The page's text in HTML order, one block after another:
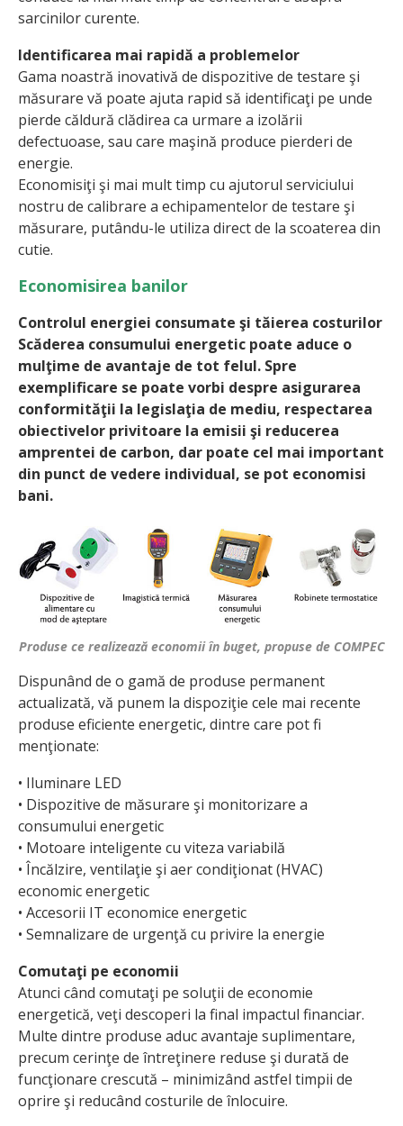
sarcinilor curente.
Identificarea mai rapidă a problemelor
Gama noastră inovativă de dispozitive de testare şi
măsurare vă poate ajuta rapid să identificaţi pe unde
pierde căldură clădirea ca urmare a izolării
defectuoase, sau care maşină produce pierderi de
energie.
Economisiţi şi mai mult timp cu ajutorul serviciului
nostru de calibrare a echipamentelor de testare şi
măsurare, putându-le utiliza direct de la scoaterea din
cutie.
Economisirea banilor
Controlul energiei consumate şi tăierea costurilor
Scăderea consumului energetic poate aduce o
mulţime de avantaje de tot felul. Spre
exemplificare se poate vorbi despre asigurarea
conformităţii la legislaţia de mediu, respectarea
obiectivelor privitoare la emisii şi reducerea
amprentei de carbon, dar poate cel mai important
din punct de vedere individual, se pot economisi
bani.
Produse ce realizează economii în buget, propuse de COMPEC
Dispunând de o gamă de produse permanent
actualizată, vă punem la dispoziţie cele mai recente
produse eficiente energetic, dintre care pot fi
menţionate:
• Iluminare LED
• Dispozitive de măsurare şi monitorizare a
consumului energetic
• Motoare inteligente cu viteza variabilă
• Încălzire, ventilaţie şi aer condiţionat (HVAC)
economic energetic
• Accesorii IT economice energetic
• Semnalizare de urgenţă cu privire la energie
Comutaţi pe economii
Atunci când comutaţi pe soluţii de economie
energetică, veţi descoperi la final impactul financiar.
Multe dintre produse aduc avantaje suplimentare,
precum cerinţe de întreţinere reduse şi durată de
funcţionare crescută – minimizând astfel timpii de
oprire şi reducând costurile de înlocuire.